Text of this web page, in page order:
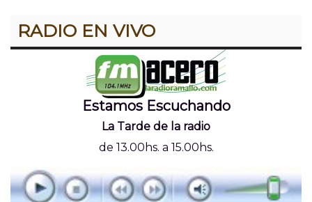
RADIO EN VIVO
Estamos Escuchando
La Tarde de la radio
de 13.00hs. a 15.00hs.